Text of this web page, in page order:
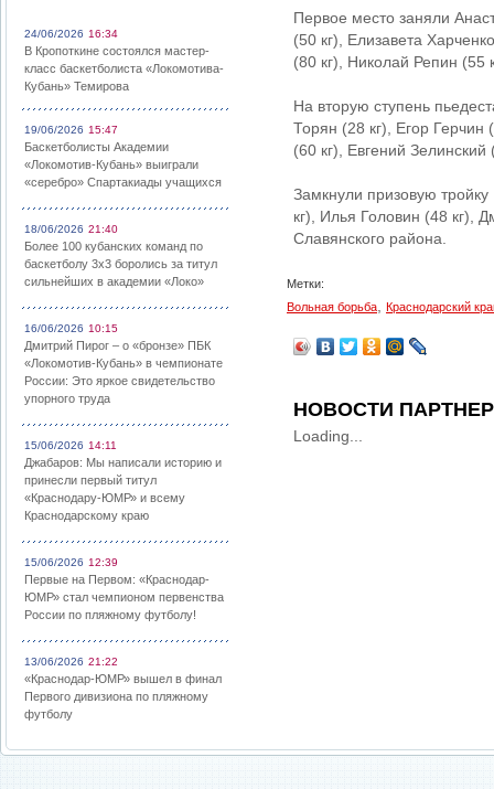
24/06/2026 16:34
В Кропоткине состоялся мастер-
класс баскетболиста «Локомотива-
Кубань» Темирова
19/06/2026 15:47
Баскетболисты Академии
«Локомотив-Кубань» выиграли
«серебро» Спартакиады учащихся
18/06/2026 21:40
Более 100 кубанских команд по
баскетболу 3х3 боролись за титул
сильнейших в академии «Локо»
16/06/2026 10:15
Дмитрий Пирог – о «бронзе» ПБК
«Локомотив-Кубань» в чемпионате
России: Это яркое свидетельство
упорного труда
15/06/2026 14:11
Джабаров: Мы написали историю и
принесли первый титул
«Краснодару-ЮМР» и всему
Краснодарскому краю
15/06/2026 12:39
Первые на Первом: «Краснодар-
ЮМР» стал чемпионом первенства
России по пляжному футболу!
13/06/2026 21:22
«Краснодар-ЮМР» вышел в финал
Первого дивизиона по пляжному
футболу
Первое место заняли
(50 кг), Елизавета
(80 кг), Николай Репин (55
На вторую ступень
Торян (28 кг), Егор Герчин
(60 кг), Евгений
Замкнули призовую
кг), Илья Головин (48 кг),
Славянского района.
Метки:
Вольная борьба
Краснодарский
НОВОСТИ
Loading...